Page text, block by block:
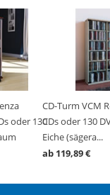
oder 130
CD-Turm VCM
CDs oder 130
Eiche (sägera...
ab 119,89 €